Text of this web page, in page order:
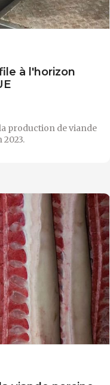
à l'horizon
production de viande